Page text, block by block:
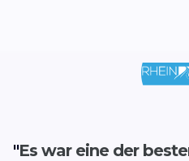
"Es war eine der